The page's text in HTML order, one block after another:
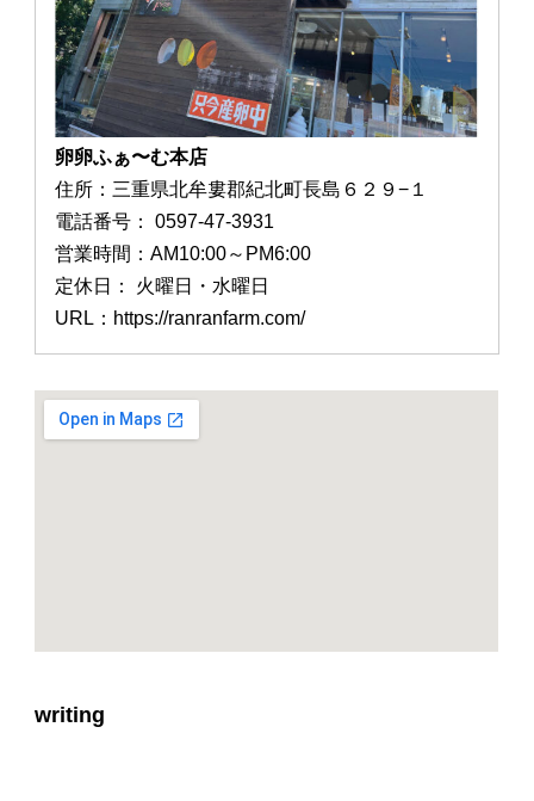
卵卵ふぁ〜む本店
住所：三重県北牟婁郡紀北町長島６２９−１
電話番号： 0597-47-3931
営業時間：AM10:00～PM6:00
定休日： 火曜日・水曜日
URL：https://ranranfarm.com/
writing